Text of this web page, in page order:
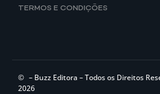
TERMOS E CONDIÇÕES
©
2026
– Buzz Editora – Todos os Direitos